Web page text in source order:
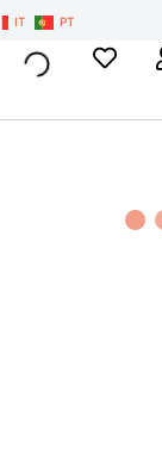
IT PT